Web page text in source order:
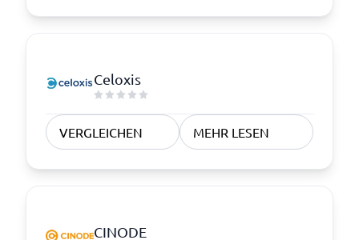
Celoxis
VERGLEICHEN MEHR LESEN
CINODE